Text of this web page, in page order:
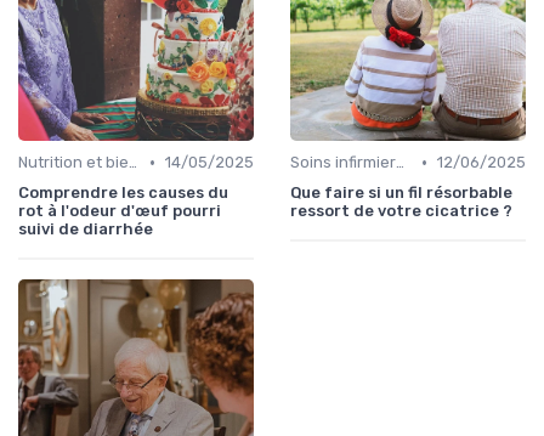
Nutrition et bien-être • 14/05/2025
Comprendre les causes du
rot à l'odeur d'œuf pourri
suivi de diarrhée
Soins infirmiers à domicile • 12/06/2025
Que faire si un fil résorbable
ressort de votre cicatrice ?